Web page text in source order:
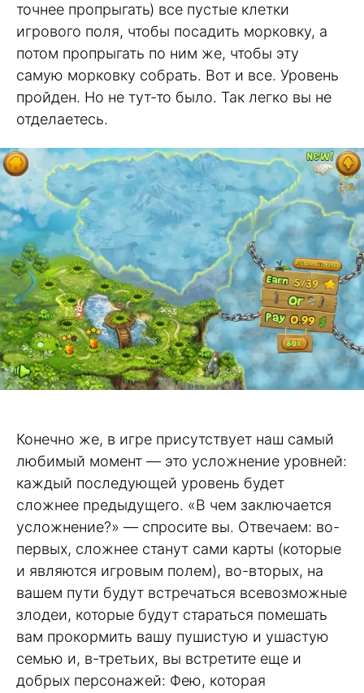
точнее пропрыгать) все пустые клетки
игрового поля, чтобы посадить морковку, а
потом пропрыгать по ним же, чтобы эту
самую морковку собрать. Вот и все. Уровень
пройден. Но не тут-то было. Так легко вы не
отделаетесь.
Конечно же, в игре присутствует наш самый
любимый момент — это усложнение уровней:
каждый последующей уровень будет
сложнее предыдущего. «В чем заключается
усложнение?» — спросите вы. Отвечаем: во-
первых, сложнее станут сами карты (которые
и являются игровым полем), во-вторых, на
вашем пути будут встречаться всевозможные
злодеи, которые будут стараться помешать
вам прокормить вашу пушистую и ушастую
семью и, в-третьих, вы встретите еще и
добрых персонажей: Фею, которая